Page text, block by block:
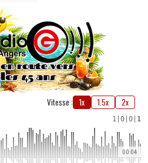
Vitesse : 1x 1.5x 2x
1 0 0 1
00:04